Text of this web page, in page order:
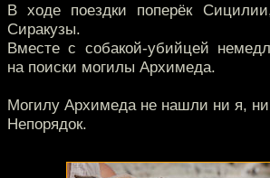
В ходе поездки поперёк
Сиракузы.
Вместе с собакой-убийцей
на поиски могилы Архимеда.
Могилу Архимеда не нашли ни я,
Непорядок.